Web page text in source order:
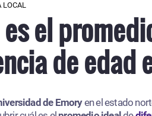
LOCAL
el
de edad
de Emoryen el estado